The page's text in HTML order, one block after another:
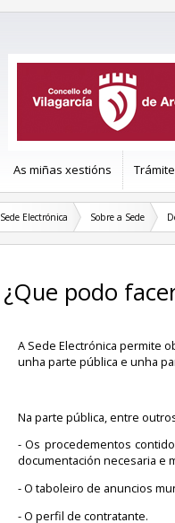
As miñas xestións
Sede Electrónica Sobre a Sede
¿Que podo
A Sede Electrónica permite
unha parte pública e unha
Na parte pública, entre
- Os procedementos
documentación necesaria e
- O taboleiro de anuncios
- O perfil de contratante.